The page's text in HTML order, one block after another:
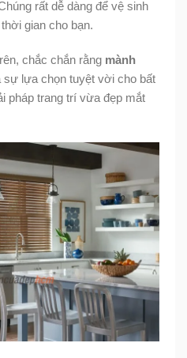
rất dễ dàng để vệ sinh
gian cho bạn.
chắc chắn rằng mành
sự lựa chọn tuyệt vời cho bất
pháp trang trí vừa đẹp mắt